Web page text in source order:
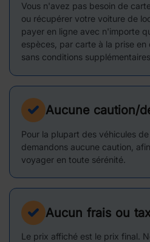
Vous n'avez pas besoin de
ou récupérer votre voiture de
payer en ligne avec n'importe
espèces, par carte à la prise en
sans conditions
Aucune caution/
Pour la plupart des véhicules
demandons aucune caution,
voyager en toute sérénité.
Aucun frais ou
Le prix affiché est le prix final.